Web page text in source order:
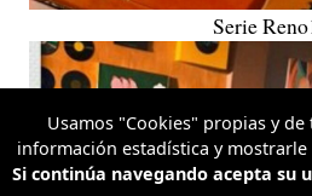
Serie
Usamos "Cookies" propias y
información estadística y
Si continúa navegando acepta su